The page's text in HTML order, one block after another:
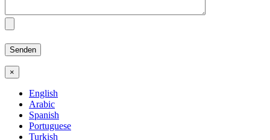
×
English
Arabic
Spanish
Portuguese
Turkish